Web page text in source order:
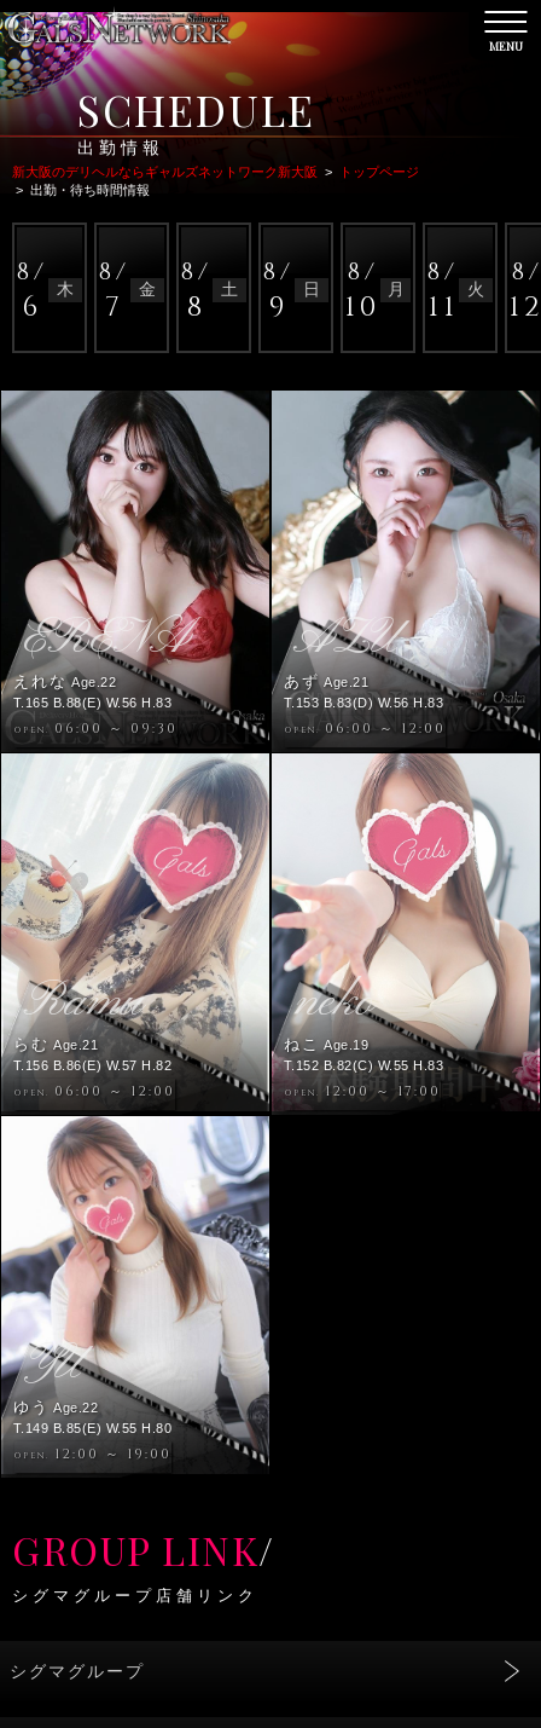
MENU
新大阪のデリヘルならギャルズネットワーク新大阪 >
トップページ
> 出勤・待ち時間情報
SCHEDULE
出勤情報
8/
6 木
8/
7 金
8/
8 土
8/
9 日
8/
10 月
8/
11 火
ERENA
えれなAge.22
T.165 B.88(E) W.56 H.83
OPEN. 06:00 ～ 09:30
AZU
あず Age.21
T.153 B.83(D) W.56 H.83
OPEN. 06:00 ～ 12:00
Ramu
らむ Age.21
T.156 B.86(E) W.57 H.82
OPEN. 06:00 ～ 12:00
neko
ねこ
Age.19
T.152 B.82(C) W.55 H.83
OPEN. 12:00 ～ 17:00
YU
ゆう
Age.22
T.149 B.85(E) W.55 H.80
OPEN. 12:00 ～ 19:00
GROUP LINK/
シグマグループ店舗リンク
シグマグループ